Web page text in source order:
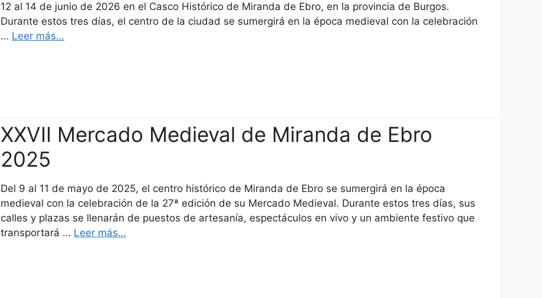
12 al 14 de junio de 2026 en el Casco Histórico de Miranda de Ebro, en la provincia de Burgos.
Durante estos tres días, el centro de la ciudad se sumergirá en la época medieval con la celebración
… Leer más…
XXVII Mercado Medieval de Miranda de Ebro
2025
Del 9 al 11 de mayo de 2025, el centro histórico de Miranda de Ebro se sumergirá en la época
medieval con la celebración de la 27ª edición de su Mercado Medieval. Durante estos tres días, sus
calles y plazas se llenarán de puestos de artesanía, espectáculos en vivo y un ambiente festivo que
transportará … Leer más…